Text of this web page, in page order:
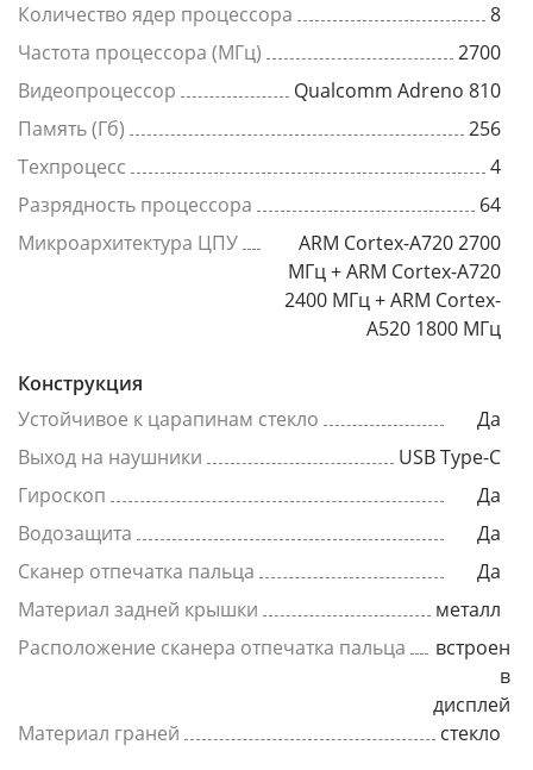
Количество ядер процессора
8
Частота процессора (МГц)
2700
Видеопроцессор
Qualcomm Adreno 810
Память (Гб)
256
Техпроцесс
4
Разрядность процессора
64
Микроархитектура ЦПУ
ARM Cortex-A720 2700
МГц + ARM Cortex-A720
2400 МГц + ARM Cortex-
A520 1800 МГц
Конструкция
Устойчивое к царапинам стекло
Да
Выход на наушники
USB Type-C
Гироскоп
Да
Водозащита
Да
Сканер отпечатка пальца
Да
Материал задней крышки
металл
Расположение сканера отпечатка пальца
встроен
в
дисплей
Материал граней
стекло